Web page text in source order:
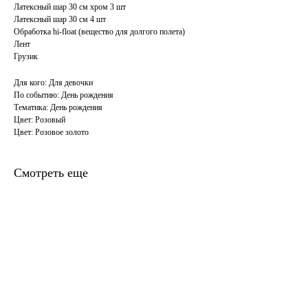
Латексный шар 30 см хром 3 шт
Латексный шар 30 см 4 шт
Обработка hi-float (вещество для долгого полета)
Лент
Грузик
Для кого: Для девочки
По событию: День рождения
Тематика: День рождения
Цвет: Розовый
Цвет: Розовое золото
Смотреть еще